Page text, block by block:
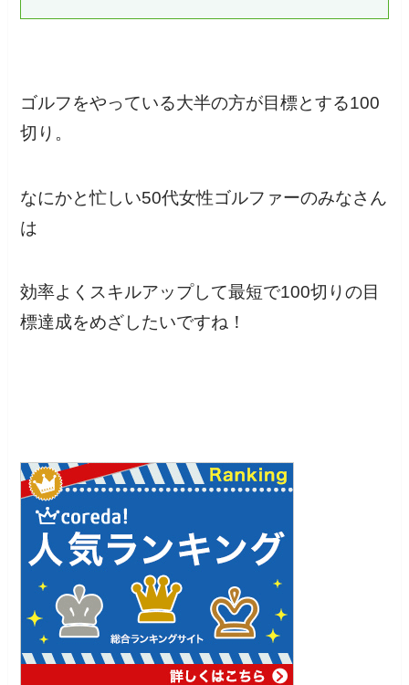
ゴルフをやっている大半の方が目標とする100
切り。
なにかと忙しい50代女性ゴルファーのみなさん
は
効率よくスキルアップして最短で100切りの目
標達成をめざしたいですね！